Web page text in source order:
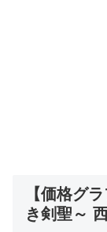
【価格グ
き剣聖～